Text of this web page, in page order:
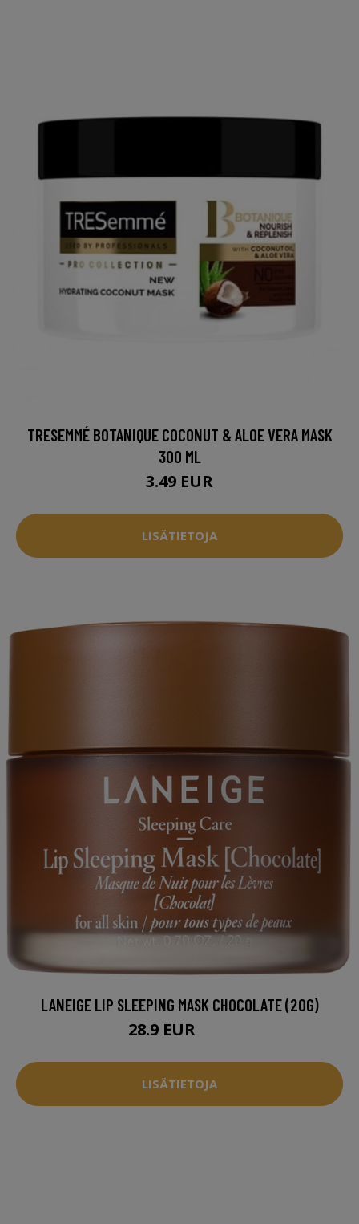
TRESEMMÉ BOTANIQUE COCONUT & ALOE VERA MASK
300 ML
3.49 EUR
LISÄTIETOJA
LANEIGE LIP SLEEPING MASK CHOCOLATE (20G)
28.9 EUR
LISÄTIETOJA